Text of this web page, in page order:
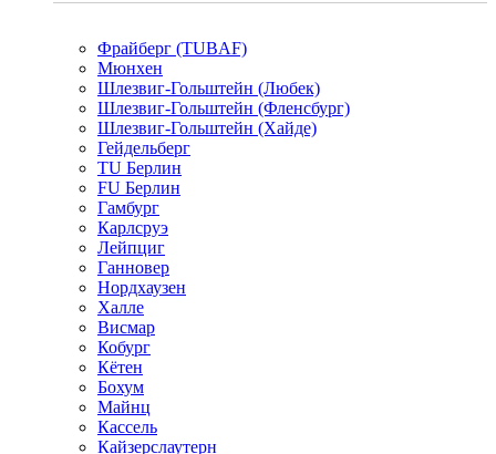
Фрайберг (TUBAF)
Мюнхен
Шлезвиг-Гольштейн (Любек)
Шлезвиг-Гольштейн (Фленсбург)
Шлезвиг-Гольштейн (Хайде)
Гейдельберг
TU Берлин
FU Берлин
Гамбург
Карлсруэ
Лейпциг
Ганновер
Нордхаузен
Халле
Висмар
Кобург
Кётен
Бохум
Майнц
Кассель
Кайзерслаутерн